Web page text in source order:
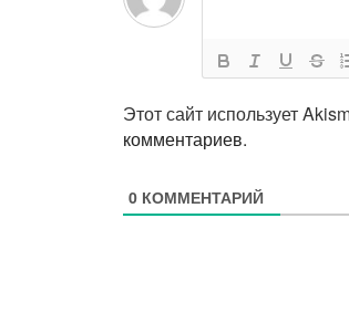
Этот сайт использует
комментариев.
0КОММЕНТАРИЙ